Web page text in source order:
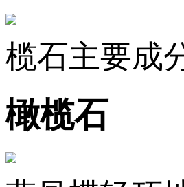
榄石主要成
橄榄石